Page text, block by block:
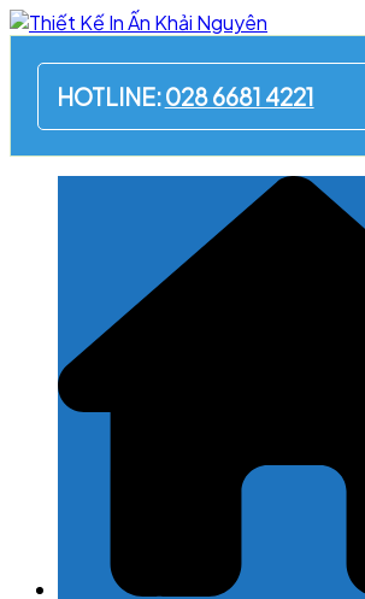
Skip
content
HOTLINE:028 6681 4221